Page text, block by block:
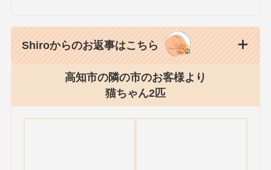
Shiroからのお返事はこちら
高知市の隣の市のお客様より
猫ちゃん2匹